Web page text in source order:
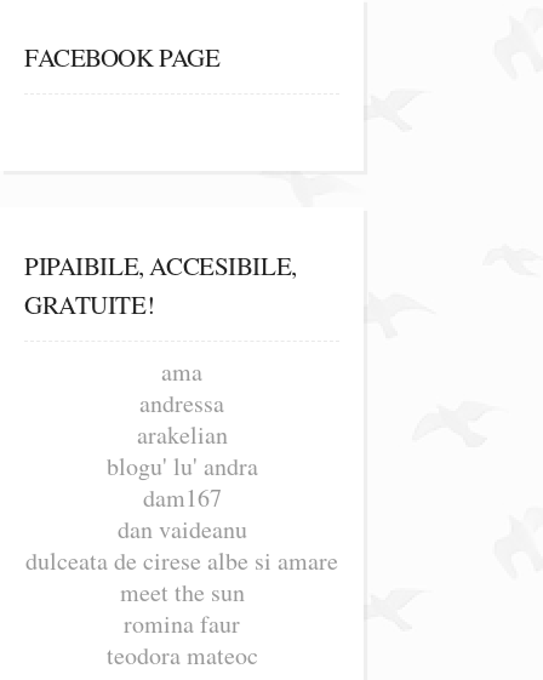
FACEBOOK PAGE
PIPAIBILE, ACCESIBILE,
GRATUITE!
ama
andressa
arakelian
blogu' lu' andra
dam167
dan vaideanu
dulceata de cirese albe si amare
meet the sun
romina faur
teodora mateoc